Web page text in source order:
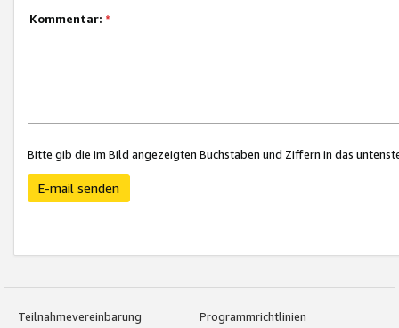
Kommentar: *
Bitte gib die im Bild angezeigten Buchstaben und Ziffern in das
E-mail senden
Teilnahmevereinbarung
Programmrichtlinien